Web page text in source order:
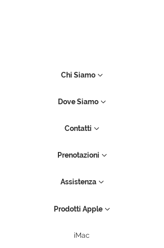
Chi Siamo
Dove Siamo
Contatti
Prenotazioni
Assistenza
Prodotti Apple
iMac